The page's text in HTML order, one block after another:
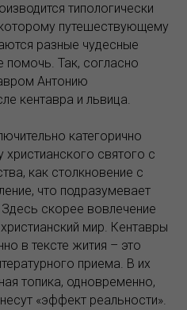
типологически
путешествующему
разные чудесные
помочь. Так, согласно
Антонию
кентавра и львица.
категорично
христианского святого с
как столкновение с
что подразумевает
скорее вовлечение
мир. Кентавры
в тексте жития – это
приема. В их
топика, одновременно,
«эффект реальности».